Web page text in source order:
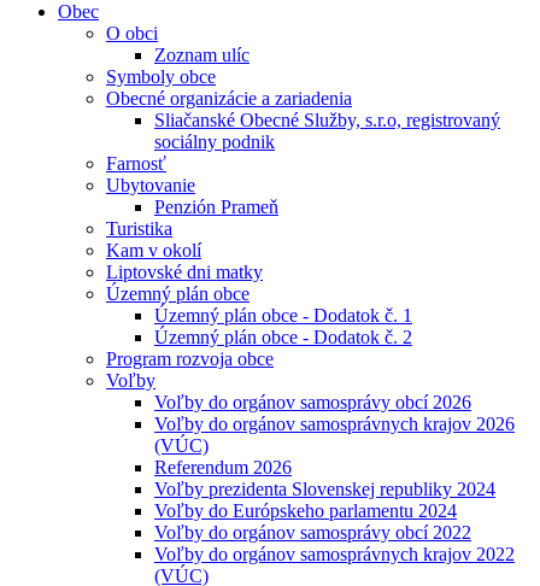
Obec
O obci
Zoznam ulíc
Symboly obce
Obecné organizácie a zariadenia
Sliačanské Obecné Služby, s.r.o, registrovaný
sociálny podnik
Farnosť
Ubytovanie
Penzión Prameň
Turistika
Kam v okolí
Liptovské dni matky
Územný plán obce
Územný plán obce - Dodatok č. 1
Územný plán obce - Dodatok č. 2
Program rozvoja obce
Voľby
Voľby do orgánov samosprávy obcí 2026
Voľby do orgánov samosprávnych krajov 2026
(VÚC)
Referendum 2026
Voľby prezidenta Slovenskej republiky 2024
Voľby do Európskeho parlamentu 2024
Voľby do orgánov samosprávy obcí 2022
Voľby do orgánov samosprávnych krajov 2022
(VÚC)